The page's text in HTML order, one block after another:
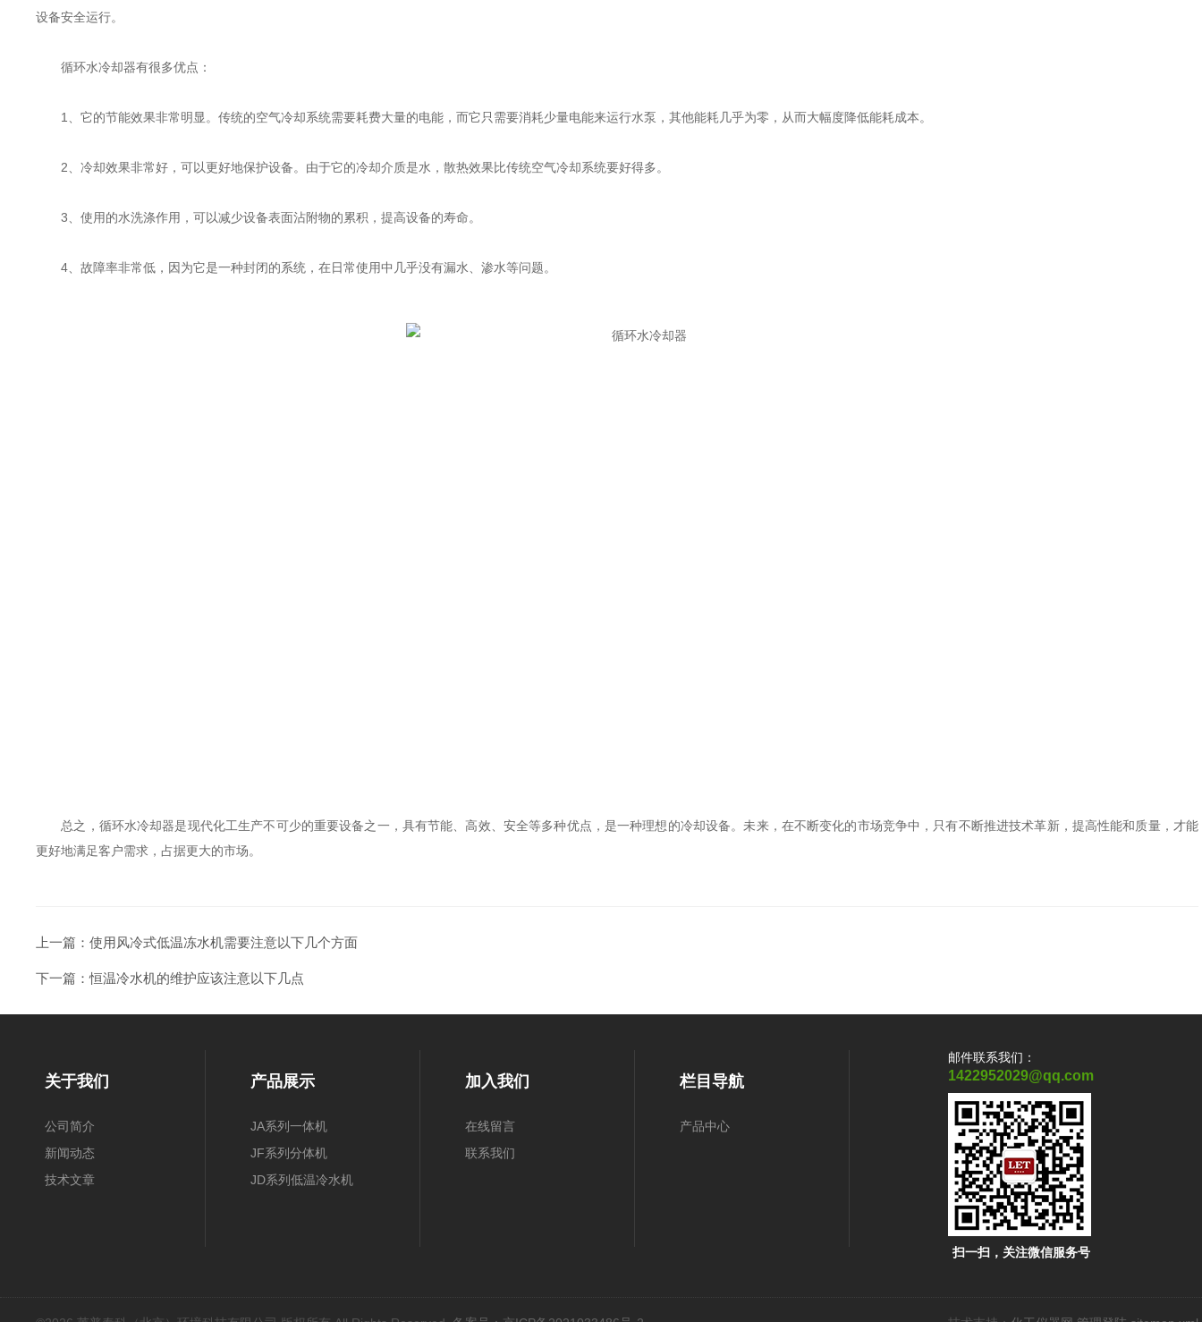
设备安全运行。
循环水冷却器有很多优点：
1、它的节能效果非常明显。传统的空气冷却系统需要耗费大量的电能，而它只需要消耗少量电能来运行水泵，其他能耗几乎为零，从而大幅度降低能耗成本。
2、冷却效果非常好，可以更好地保护设备。由于它的冷却介质是水，散热效果比传统空气冷却系统要好得多。
3、使用的水洗涤作用，可以减少设备表面沾附物的累积，提高设备的寿命。
4、故障率非常低，因为它是一种封闭的系统，在日常使用中几乎没有漏水、渗水等问题。
总之，循环水冷却器是现代化工生产不可少的重要设备之一，具有节能、高效、安全等多种优点，是一种理想的冷却设备。未来，在不断变化的市场竞争中，只有不断推进技术革新，提高性能和质量，才能
更好地满足客户需求，占据更大的市场。
上一篇： 使用风冷式低温冻水机需要注意以下几个方面
下一篇：恒温冷水机的维护应该注意以下几点
关于我们
公司简介
新闻动态
技术文章
产品展示
JA系列一体机
JF系列分体机
JD系列低温冷水机
加入我们
在线留言
联系我们
栏目导航
产品中心
邮件联系我们：
1422952029@qq.com
扫一扫，关注微信服务号